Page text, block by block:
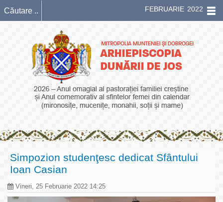
FEBRUARIE 2022
Simpozion studenţesc dedicat Sfântului
Ioan Casian
Vineri, 25 Februarie 2022 14:25